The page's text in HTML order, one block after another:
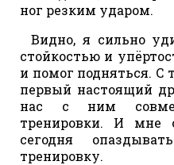
ног резким ударом.
Видно, я сильно
стойкостью и
и помог подняться. С
первый настоящий
нас с ним
тренировки. И мне
сегодня
тренировку.